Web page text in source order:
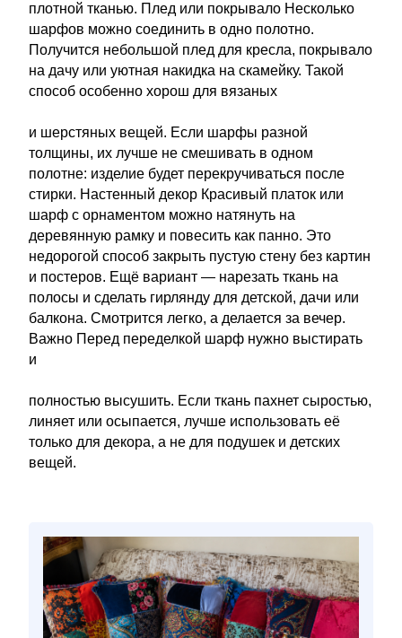
плотной тканью. Плед или покрывало Несколько
шарфов можно соединить в одно полотно.
Получится небольшой плед для кресла, покрывало
на дачу или уютная накидка на скамейку. Такой
способ особенно хорош для вязаных
и шерстяных вещей. Если шарфы разной
толщины, их лучше не смешивать в одном
полотне: изделие будет перекручиваться после
стирки. Настенный декор Красивый платок или
шарф с орнаментом можно натянуть на
деревянную рамку и повесить как панно. Это
недорогой способ закрыть пустую стену без картин
и постеров. Ещё вариант — нарезать ткань на
полосы и сделать гирлянду для детской, дачи или
балкона. Смотрится легко, а делается за вечер.
Важно Перед переделкой шарф нужно выстирать
и
полностью высушить. Если ткань пахнет сыростью,
линяет или осыпается, лучше использовать её
только для декора, а не для подушек и детских
вещей.